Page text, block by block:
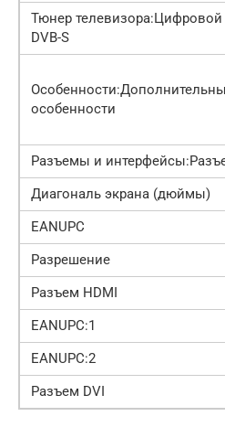
Тюнер
DVB-S
особенности
Разъемы и
Диагональ экрана (дюймы)
EANUPC
Разрешение
Разъем HDMI
EANUPC:1
EANUPC:2
Разъем DVI